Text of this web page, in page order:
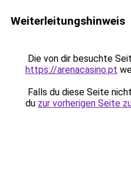
Weiterleitungshinweis
Die von dir besuchte
https://arenacasino.pt
Falls du diese Seite
du zur vorherigen Seite